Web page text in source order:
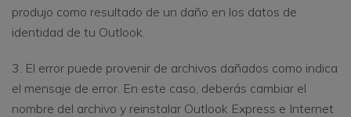
produjo como resultado de un daño en los datos de
identidad de tu Outlook.
3. El error puede provenir de archivos dañados como indica
el mensaje de error. En este caso, deberás cambiar el
nombre del archivo y reinstalar Outlook Express e Internet